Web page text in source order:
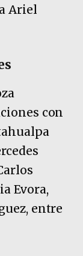
Ariel
con
Evora,
entre